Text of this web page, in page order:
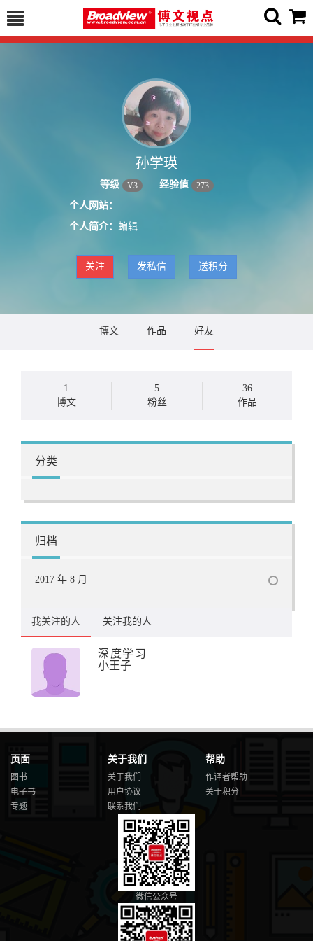
孙学瑛
等级 V3 经验值 273
个人网站：
个人简介： 蝙辑
关注 发私信 送积分
博文 作品 好友
1
博文
5
粉丝
36
作品
分类
归档
2017 年 8 月
我关注的人 关注我的人
深度学习
小王子
页面
图书
电子书
专题
关于我们
关于我们
用户协议
联系我们
帮助
作译者帮助
关于积分
微信公众号